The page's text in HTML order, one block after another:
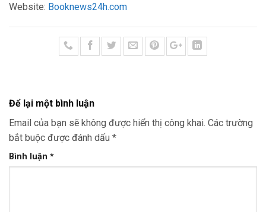
Website: Booknews24h.com
Để lại một bình luận
Email của bạn sẽ không được hiển thị công khai. Các trường
bắt buộc được đánh dấu *
Bình luận *